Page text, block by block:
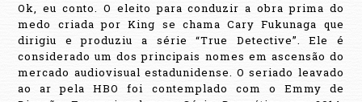
Ok, eu conto. O eleito para conduzir a obra prima do
medo criada por King se chama Cary Fukunaga que
dirigiu e produziu a série “True Detective”.Ele é
considerado um dos principais nomes em ascensão do
mercado audiovisual estadunidense. O seriado leavado
ao ar pela HBO foi contemplado com o Emmy de